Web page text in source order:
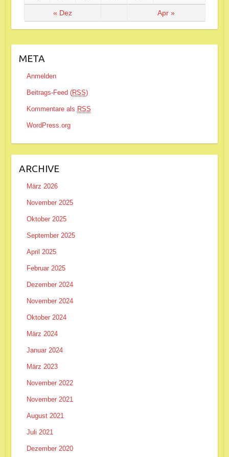
« Dez Apr »
META
Anmelden
Beitrags-Feed (RSS)
Kommentare als RSS
WordPress.org
ARCHIVE
März 2026
November 2025
Oktober 2025
September 2025
April 2025
Februar 2025
Dezember 2024
November 2024
Oktober 2024
März 2024
Januar 2024
März 2023
November 2022
November 2021
August 2021
Juli 2021
Dezember 2020